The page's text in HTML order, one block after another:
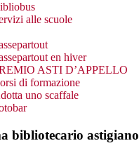
alle scuole
en hiver
ASTI D’APPELLO
di formazione
uno scaffale
bibliotecario astigiano